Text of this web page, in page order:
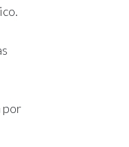
por